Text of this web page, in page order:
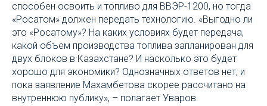
способен освоить и топливо для ВВЭР-1200, но тогда
«Росатом» должен передать технологию. «Выгодно ли
это «Росатому»? На каких условиях будет передача,
какой объем производства топлива запланирован для
двух блоков в Казахстане? И насколько это будет
хорошо для экономики? Однозначных ответов нет, и
пока заявление Махамбетова скорее рассчитано на
внутреннюю публику», – полагает Уваров.